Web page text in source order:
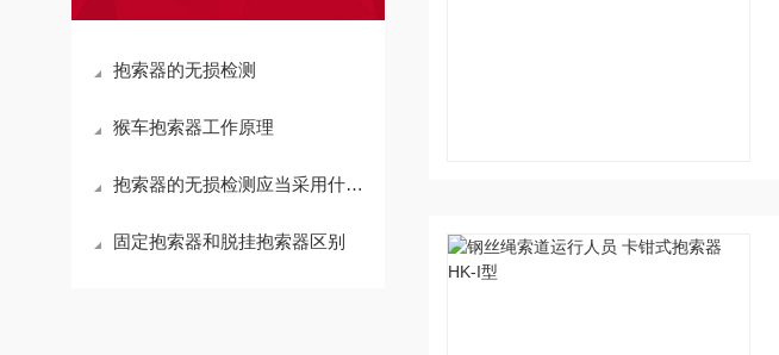
抱索器的无损检测
猴车抱索器工作原理
抱索器的无损检测应当采用什么方法
固定抱索器和脱挂抱索器区别